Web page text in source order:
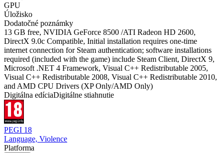
GPU
Úložisko
Dodatočné poznámky
13 GB free, NVIDIA GeForce 8500 /ATI Radeon HD 2600,
DirectX 9.0c Compatible, Initial installation requires one-time
internet connection for Steam authentication; software installations
required (included with the game) include Steam Client, DirectX 9,
Microsoft .NET 4 Framework, Visual C++ Redistributable 2005,
Visual C++ Redistributable 2008, Visual C++ Redistributable 2010,
and AMD CPU Drivers (XP Only/AMD Only)
Digitálna edíciaDigitálne stiahnutie
PEGI 18
Language, Violence
Platforma